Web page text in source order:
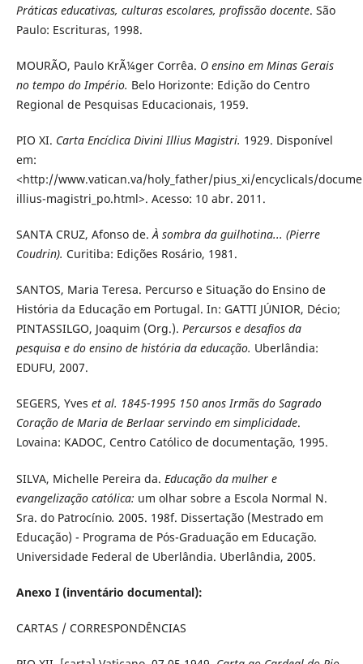
Práticas educativas, culturas escolares, profissão docente. São
Paulo: Escrituras, 1998.
MOURÃO, Paulo KrÃ¼ger Corrêa. O ensino em Minas Gerais
no tempo do Império. Belo Horizonte: Edição do Centro
Regional de Pesquisas Educacionais, 1959.
PIO XI. Carta Encíclica Divini Illius Magistri. 1929. Disponível
em:
<http://www.vatican.va/holy_father/pius_xi/encyclicals/
illius-magistri_po.html>. Acesso: 10 abr. 2011.
SANTA CRUZ, Afonso de.À sombra da guilhotina... (Pierre
Coudrin). Curitiba: Edições Rosário, 1981.
SANTOS, Maria Teresa. Percurso e Situação do Ensino de
História da Educação em Portugal. In: GATTI JÚNIOR, Décio;
PINTASSILGO, Joaquim (Org.). Percursos e desafios da
pesquisa e do ensino de história da educação. Uberlândia:
EDUFU, 2007.
SEGERS, Yves et al. 1845-1995 150 anos Irmãs do Sagrado
Coração de Maria de Berlaar servindo em simplicidade.
Lovaina: KADOC, Centro Católico de documentação, 1995.
SILVA, Michelle Pereira da. Educação da mulher e
evangelização católica: um olhar sobre a Escola Normal N.
Sra. do Patrocínio. 2005. 198f. Dissertação (Mestrado em
Educação) - Programa de Pós-Graduação em Educação.
Universidade Federal de Uberlândia. Uberlândia, 2005.
Anexo I (inventário documental):
CARTAS / CORRESPONDÊNCIAS